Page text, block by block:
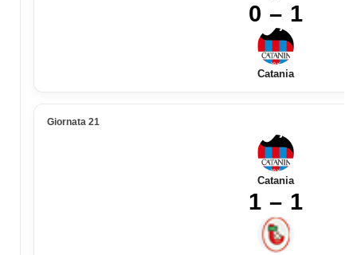
0 – 1
Catania
Giornata 21
Catania
1 – 1